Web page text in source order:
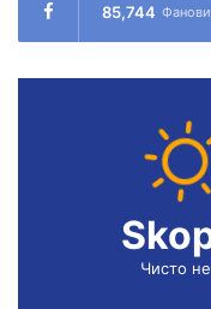
85,744 Фанови
Чисто